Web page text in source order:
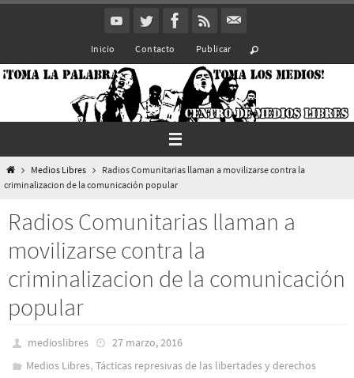
Inicio Contacto Publicar
InicioMedios Libres
Radios Comunitarias llaman a movilizarse contra la
criminalizacion de la comunicación popular
Radios Comunitarias llaman a
movilizarse contra la
criminalizacion de la comunicación
popular
medioslibres
27 marzo, 2016
Medios Libres,Tácticas represivas de las libertades y derechos